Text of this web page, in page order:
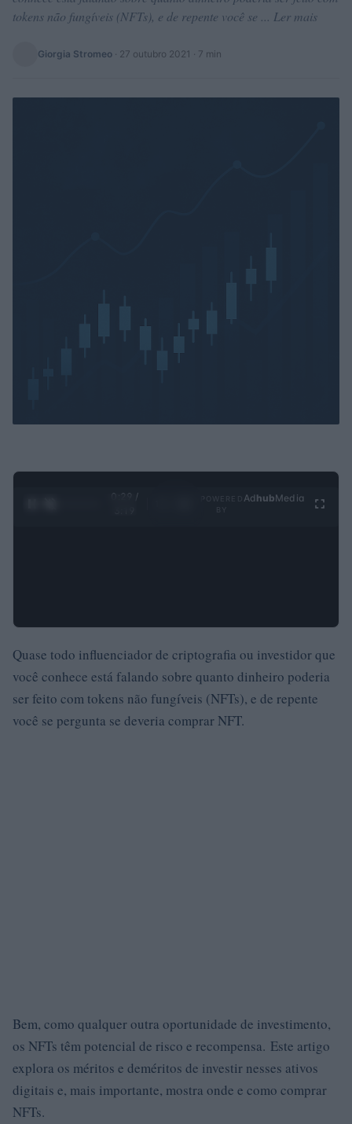
tokens não fungíveis (NFTs), e de repente você se ... Ler mais
Giorgia Stromeo · 27 outubro 2021 · 7 min
0:30 /
Ad hubMedia
Quase todo influenciador de criptografia ou investidor que
você conhece está falando sobre quanto dinheiro poderia
ser feito com tokens não fungíveis (NFTs), e de repente
você se pergunta se deveria comprar NFT.
Bem, como qualquer outra oportunidade de investimento,
os NFTs têm potencial de risco e recompensa. Este artigo
explora os méritos e deméritos de investir nesses ativos
digitais e, mais importante, mostra onde e como comprar
NFTs.